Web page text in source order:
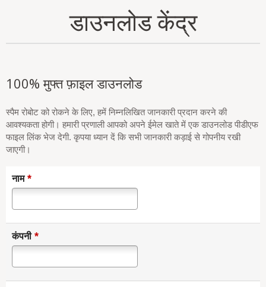
डाउनलोड केंद्र
100% मुफ्त फ़ाइल डाउनलोड
स्पैम रोबोट को रोकने के लिए, हमें निम्नलिखित जानकारी प्रदान करने की
आवश्यकता होगी। हमारी प्रणाली आपको अपने ईमेल खाते में एक डाउनलोड पीडीएफ
फाइल लिंक भेज देगी. कृपया ध्यान दें कि सभी जानकारी कड़ाई से गोपनीय रखी
जाएगी।
नाम *
कंपनी *